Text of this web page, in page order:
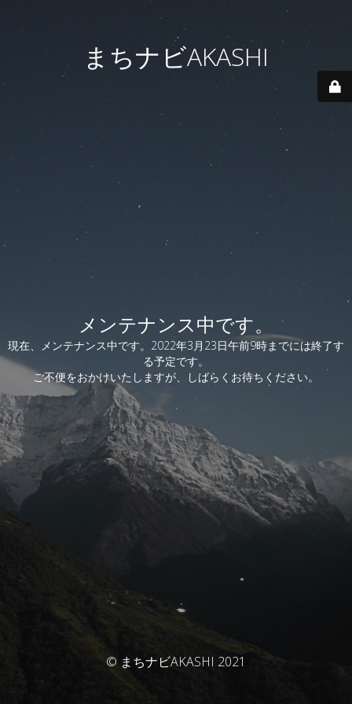
まちナビAKASHI
メンテナンス中です。
現在、メンテナンス中です。2022年3月23日午前9時までには終了す
る予定です。
ご不便をおかけいたしますが、しばらくお待ちください。
© まちナビAKASHI 2021